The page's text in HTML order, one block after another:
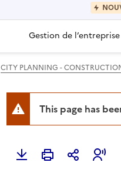
Gestion de l’entreprise
CITY PLANNING -
This page has